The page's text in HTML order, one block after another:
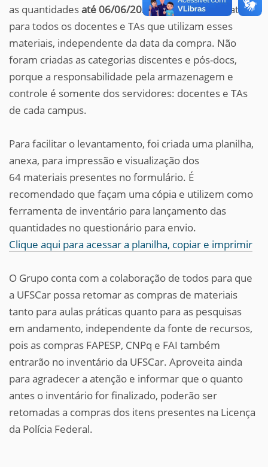
as quantidadesaté 06/06/2023. O envio é obrigatório
para todos os docentes e TAs que utilizam esses
materiais, independente da data da compra. Não
foram criadas as categorias discentes e pós-docs,
porque a responsabilidade pela armazenagem e
controle é somente dos servidores: docentes e TAs
de cada campus.
Para facilitar o levantamento, foi criada uma planilha,
anexa, para impressão e visualização dos
64 materiais presentes no formulário. É
recomendado que façam uma cópia e utilizem como
ferramenta de inventário para lançamento das
quantidades no questionário para envio.
Clique aqui para acessar a planilha, copiar e imprimir
O Grupo conta com a colaboração de todos para que
a UFSCar possa retomar as compras de materiais
tanto para aulas práticas quanto para as pesquisas
em andamento, independente da fonte de recursos,
pois as compras FAPESP, CNPq e FAI também
entrarão no inventário da UFSCar. Aproveita ainda
para agradecer a atenção e informar que o quanto
antes o inventário for finalizado, poderão ser
retomadas a compras dos itens presentes na Licença
da Polícia Federal.